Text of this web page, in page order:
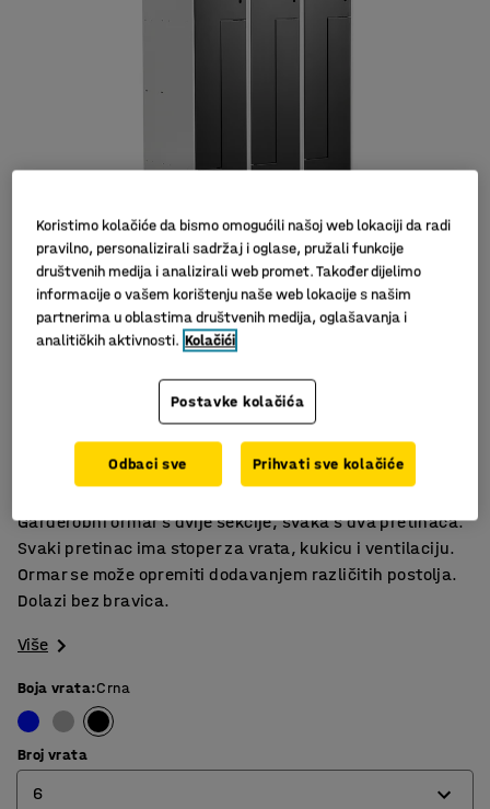
Rješenje koje štedi prostor
Izdržljiv
Dobra ventilacija
Garderobni ormar s dvije sekcije, svaka s dva pretinaca.
Svaki pretinac ima stoper za vrata, kukicu i ventilaciju.
Ormar se može opremiti dodavanjem različitih postolja.
Dolazi bez bravica.
Više
Boja vrata:Crna
Broj vrata
6
Koristimo kolačiće da bismo omogućili našoj web lokaciji da radi
pravilno, personalizirali sadržaj i oglase, pružali funkcije
društvenih medija i analizirali web promet. Također dijelimo
informacije o vašem korištenju naše web lokacije s našim
partnerima u oblastima društvenih medija, oglašavanja i
analitičkih aktivnosti. Kolačići
Postavke kolačića
Odbaci sve Prihvati sve kolačiće